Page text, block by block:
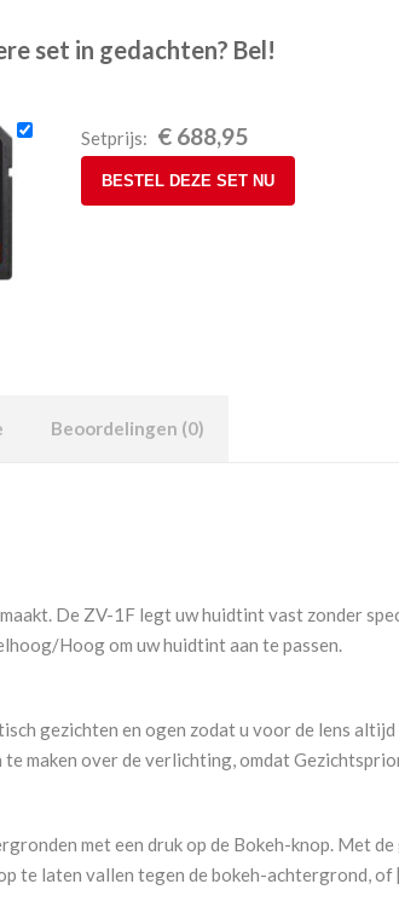
set in gedachten? Bel!
Setprijs: € 688,95
BESTEL DEZE SET NU
Beoordelingen (0)
De ZV-1F legt uw huidtint vast zonder
Hoog om uw huidtint aan te passen.
gezichten en ogen zodat u voor de lens
te maken over de verlichting, omdat
met een druk op de Bokeh-knop. Met
te laten vallen tegen de bokeh-achtergrond, of